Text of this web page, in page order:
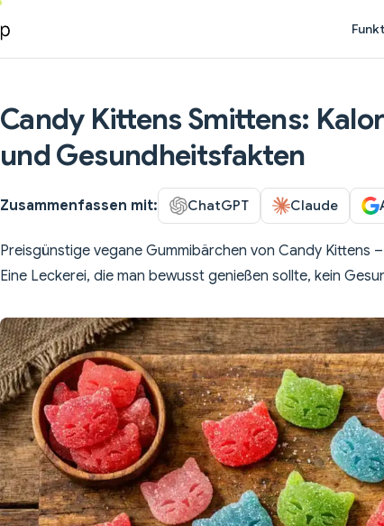
Candy Kittens Smittens:
und Gesundheitsfakten
Zusammenfassen mit: ChatGPT Claude
Preisgünstige vegane Gummibärchen von Candy Kittens
Eine Leckerei, die man bewusst genießen sollte, kein